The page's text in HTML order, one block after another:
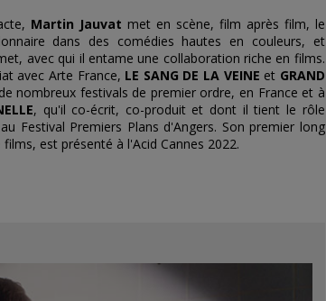
Martin Jauvat met en scène, film après film, le
dans des comédies hautes en couleurs, et
, avec qui il entame une collaboration riche en films.
avec Arte France, LE SANG DE LA VEINE et GRAND
nombreux festivals de premier ordre, en France et à
, qu'il co-écrit, co-produit et dont il tient le rôle
Festival Premiers Plans d'Angers. Son premier long
est présenté à l'Acid Cannes 2022.